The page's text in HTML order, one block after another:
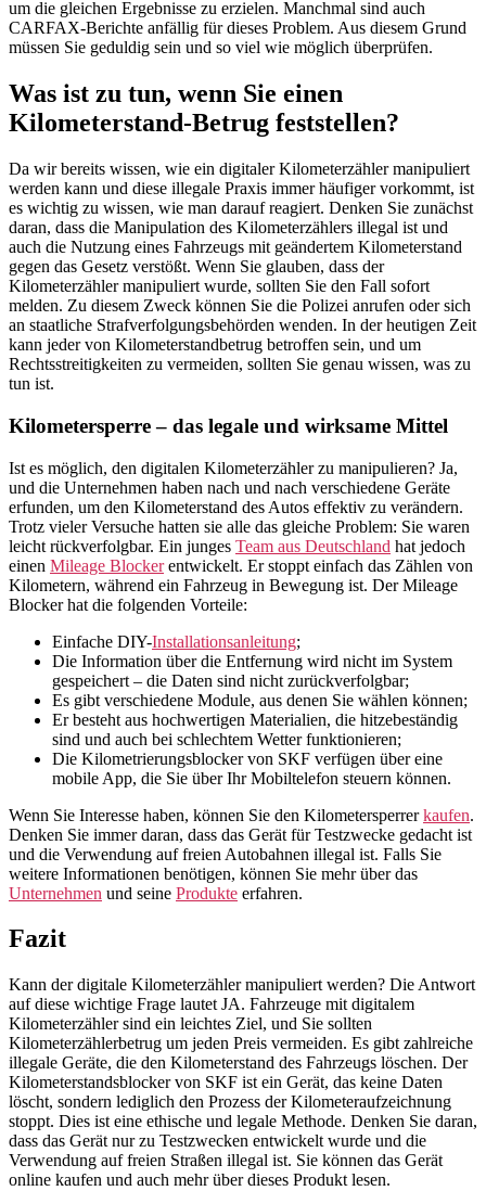
um die gleichen Ergebnisse zu erzielen. Manchmal sind auch
CARFAX-Berichte anfällig für dieses Problem. Aus diesem Grund
müssen Sie geduldig sein und so viel wie möglich überprüfen.
Was ist zu tun, wenn Sie einen
Kilometerstand-Betrug feststellen?
Da wir bereits wissen, wie ein digitaler Kilometerzähler manipuliert
werden kann und diese illegale Praxis immer häufiger vorkommt, ist
es wichtig zu wissen, wie man darauf reagiert. Denken Sie zunächst
daran, dass die Manipulation des Kilometerzählers illegal ist und
auch die Nutzung eines Fahrzeugs mit geändertem Kilometerstand
gegen das Gesetz verstößt. Wenn Sie glauben, dass der
Kilometerzähler manipuliert wurde, sollten Sie den Fall sofort
melden. Zu diesem Zweck können Sie die Polizei anrufen oder sich
an staatliche Strafverfolgungsbehörden wenden. In der heutigen Zeit
kann jeder von Kilometerstandbetrug betroffen sein, und um
Rechtsstreitigkeiten zu vermeiden, sollten Sie genau wissen, was zu
tun ist.
Kilometersperre – das legale und wirksame Mittel
Ist es möglich, den digitalen Kilometerzähler zu manipulieren? Ja,
und die Unternehmen haben nach und nach verschiedene Geräte
erfunden, um den Kilometerstand des Autos effektiv zu verändern.
Trotz vieler Versuche hatten sie alle das gleiche Problem: Sie waren
leicht rückverfolgbar. Ein junges Team aus Deutschland hat jedoch
einen Mileage Blockerentwickelt. Er stoppt einfach das Zählen von
Kilometern, während ein Fahrzeug in Bewegung ist. Der Mileage
Blocker hat die folgenden Vorteile:
Einfache DIY-Installationsanleitung;
Die Information über die Entfernung wird nicht im System
gespeichert – die Daten sind nicht zurückverfolgbar;
Es gibt verschiedene Module, aus denen Sie wählen können;
Er besteht aus hochwertigen Materialien, die hitzebeständig
sind und auch bei schlechtem Wetter funktionieren;
Die Kilometrierungsblocker von SKF verfügen über eine
mobile App, die Sie über Ihr Mobiltelefon steuern können.
Wenn Sie Interesse haben, können Sie den Kilometersperrerkaufen.
Denken Sie immer daran, dass das Gerät für Testzwecke gedacht ist
und die Verwendung auf freien Autobahnen illegal ist. Falls Sie
weitere Informationen benötigen, können Sie mehr über das
Unternehmen und seine Produkte erfahren.
Fazit
Kann der digitale Kilometerzähler manipuliert werden? Die Antwort
auf diese wichtige Frage lautet JA. Fahrzeuge mit digitalem
Kilometerzähler sind ein leichtes Ziel, und Sie sollten
Kilometerzählerbetrug um jeden Preis vermeiden. Es gibt zahlreiche
illegale Geräte, die den Kilometerstand des Fahrzeugs löschen. Der
Kilometerstandsblocker von SKF ist ein Gerät, das keine Daten
löscht, sondern lediglich den Prozess der Kilometeraufzeichnung
stoppt. Dies ist eine ethische und legale Methode. Denken Sie daran,
dass das Gerät nur zu Testzwecken entwickelt wurde und die
Verwendung auf freien Straßen illegal ist. Sie können das Gerät
online kaufen und auch mehr über dieses Produkt lesen.